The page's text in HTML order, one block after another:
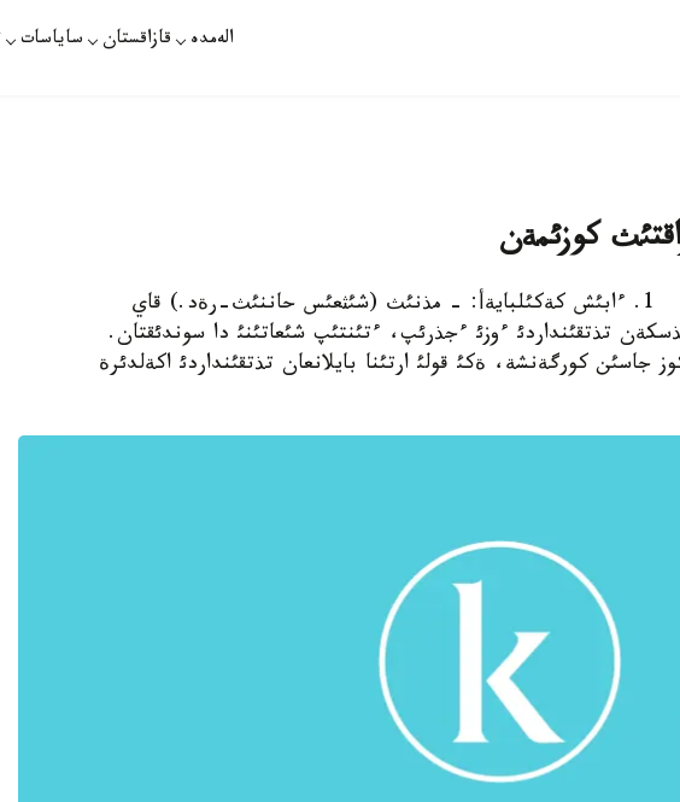
الەمدە قازاقستان ساياسات
كوزئمةن
استانا. 17- اقپان. قازاقپارات. 1. ءابئش كةكئلبايةأ: - مذنئث (شئثعئس حاننئث-رةد.) قاي
تذتقئنداردئ ءوزئ ءجذرئپ، ءتئنتئپ شئعاتئنئ دا سوندئقتان.
كورگةنشة، ةكئ قولئ ارتئنا بايلانعان تذتقئنداردئ اكةلدئرة